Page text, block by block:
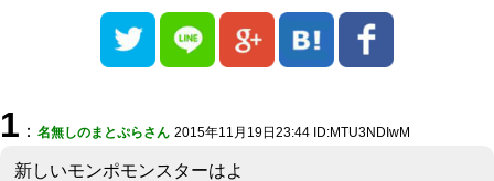
1 ： 名無しのまとぷらさん 2015年11月19日23:44 ID:MTU3NDIwM
新しいモンポモンスターはよ